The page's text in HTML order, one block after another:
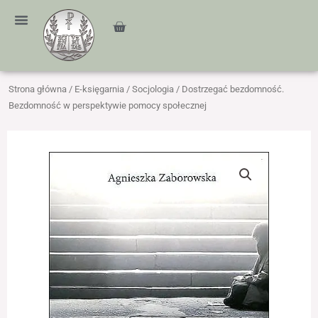
treści
Cart
Strona główna / E-księgarnia / Socjologia / Dostrzegać bezdomność.
Bezdomność w perspektywie pomocy społecznej